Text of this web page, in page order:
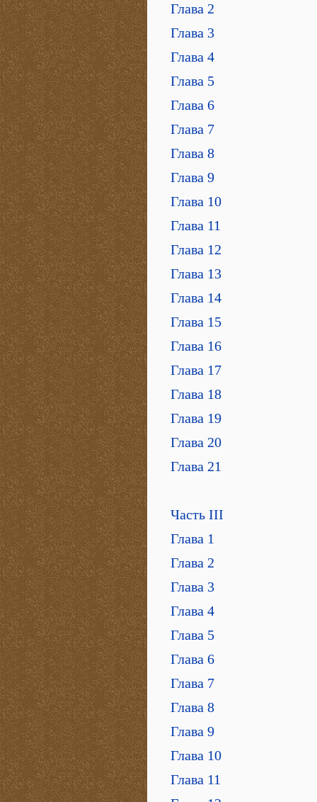
Глава 2
Глава 3
Глава 4
Глава 5
Глава 6
Глава 7
Глава 8
Глава 9
Глава 10
Глава 11
Глава 12
Глава 13
Глава 14
Глава 15
Глава 16
Глава 17
Глава 18
Глава 19
Глава 20
Глава 21
Часть III
Глава 1
Глава 2
Глава 3
Глава 4
Глава 5
Глава 6
Глава 7
Глава 8
Глава 9
Глава 10
Глава 11